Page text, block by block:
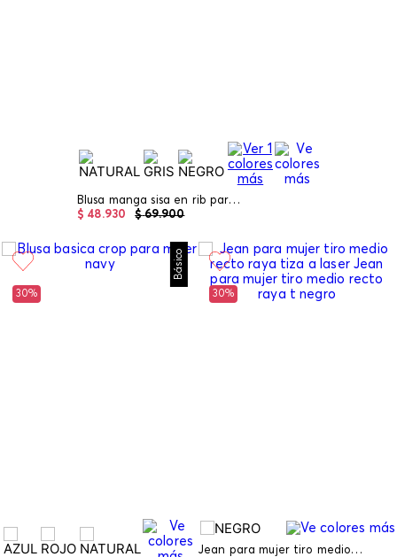
Blusa manga sisa en rib para mujer
$ 69.900
$ 48.930
Básico
30% 30%
Jean para mujer tiro medio recto raya tiza a laser